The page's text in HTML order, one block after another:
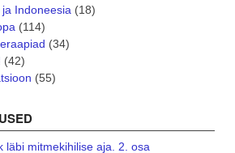
Indoneesia (18)
(114)
(34)
(42)
(55)
läbi mitmekihilise aja. 2. osa